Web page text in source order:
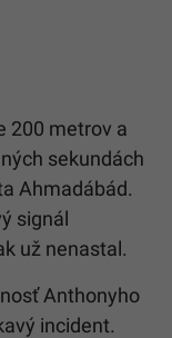
200 metrov a
sekundách
Ahmadábád.
signál
už nenastal.
Anthonyho
incident.